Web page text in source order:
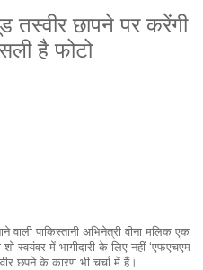
तस्वीर छापने पर करेंगी
है फोटो
वाली पाकिस्तानी अभिनेत्री वीना मलिक एक
शो स्वयंवर में भागीदारी के लिए नहीं ‘एफएचएम
छपने के कारण भी चर्चा में हैं।